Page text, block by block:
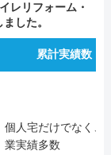
レリフォーム・
した。
累計実績数
個人宅だけでなく、
業実績多数